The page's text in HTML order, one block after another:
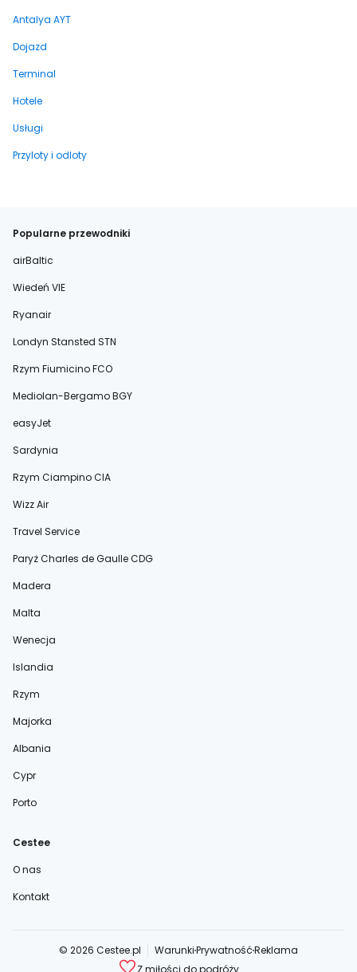
Antalya AYT
Dojazd
Terminal
Hotele
Usługi
Przyloty i odloty
Popularne przewodniki
airBaltic
Wiedeń VIE
Ryanair
Londyn Stansted STN
Rzym Fiumicino FCO
Mediolan-Bergamo BGY
easyJet
Sardynia
Rzym Ciampino CIA
Wizz Air
Travel Service
Paryż Charles de Gaulle CDG
Madera
Malta
Wenecja
Islandia
Rzym
Majorka
Albania
Cypr
Porto
Cestee
O nas
Kontakt
© 2026 Cestee.pl WarunkiPrywatnośćReklama
Z miłości do podróży